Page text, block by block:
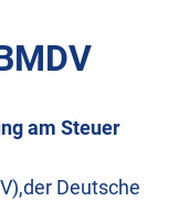
am Steuer
Deutsche